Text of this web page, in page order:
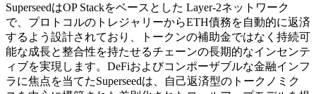
SuperseedはOP Stackをベースとした Layer-2ネットワーク
で、プロトコルのトレジャリーからETH債務を自動的に返済
するよう設計されており、トークンの補助金ではなく持続可
能な成長と整合性を持たせるチェーンの長期的なインセンテ
ィブを実現します。DeFiおよびコンポーザブルな金融インフ
ラに焦点を当てたSuperseedは、自己返済型のトークノミク